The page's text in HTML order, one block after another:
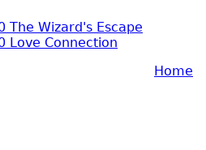
The Wizard's Escape
Love Connection
Home